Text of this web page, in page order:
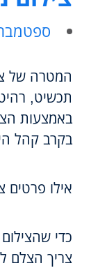
ספטמבר 11,
המטרה של
תכשיט,
באמצעות
בקרב קהל
אילו
כדי
צריך הצלם